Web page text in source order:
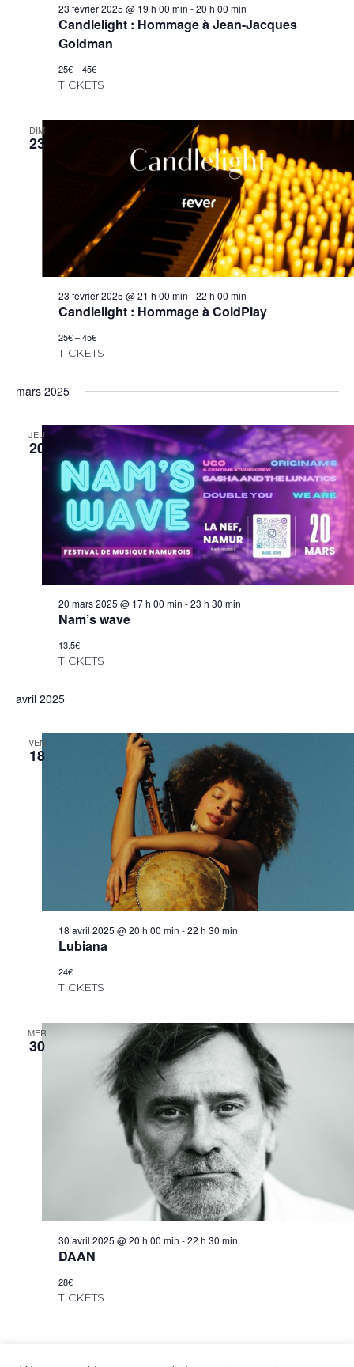
23 février 2025 @ 19 h 00 min -20 h 00 min
Candlelight : Hommage à Jean-Jacques
Goldman
25€ – 45€
TICKETS
DIM
23
23 février 2025 @ 21 h 00 min -22 h 00 min
Candlelight : Hommage à ColdPlay
25€ – 45€
TICKETS
mars 2025
JEU
20
20 mars 2025 @ 17 h 00 min -23 h 30 min
Nam’s wave
13.5€
TICKETS
avril 2025
VEN
18
18 avril 2025 @ 20 h 00 min -22 h 30 min
Lubiana
24€
TICKETS
MER
30
30 avril 2025 @ 20 h 00 min -22 h 30 min
DAAN
28€
TICKETS